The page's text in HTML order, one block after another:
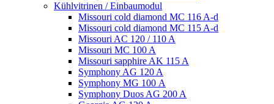
Kühlvitrinen / Einbaumodul
Missouri cold diamond MC 116 A-d
Missouri cold diamond MC 115 A-d
Missouri AC 120 / 110 A
Missouri MC 100 A
Missouri sapphire AK 115 A
Symphony AG 120 A
Symphony MG 100 А
Symphony Duos AG 200 A